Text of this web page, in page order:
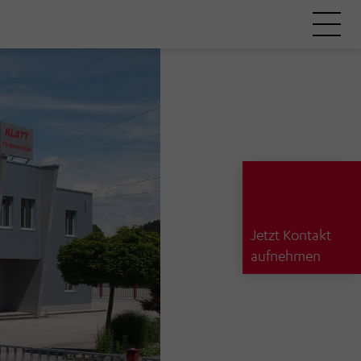
Jetzt Kontakt
aufnehmen